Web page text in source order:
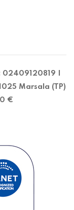
02409120819 |
Marsala (TP)
€